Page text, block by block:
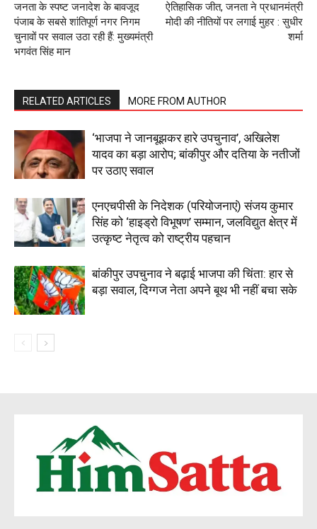
जनता के स्पष्ट जनादेश के बावजूद
पंजाब के सबसे शांतिपूर्ण नगर निगम
चुनावों पर सवाल उठा रही हैं: मुख्यमंत्री
भगवंत सिंह मान
ऐतिहासिक जीत, जनता ने प्रधानमंत्री
मोदी की नीतियों पर लगाई मुहर : सुधीर
शर्मा
RELATED ARTICLES MORE FROM AUTHOR
‘भाजपा ने जानबूझकर हारे उपचुनाव’, अखिलेश
यादव का बड़ा आरोप; बांकीपुर और दतिया के नतीजों
पर उठाए सवाल
एनएचपीसी के निदेशक (परियोजनाएं) संजय कुमार
सिंह को ‘हाइड्रो विभूषण’ सम्मान, जलविद्युत क्षेत्र में
उत्कृष्ट नेतृत्व को राष्ट्रीय पहचान
बांकीपुर उपचुनाव ने बढ़ाई भाजपा की चिंता: हार से
बड़ा सवाल, दिग्गज नेता अपने बूथ भी नहीं बचा सके